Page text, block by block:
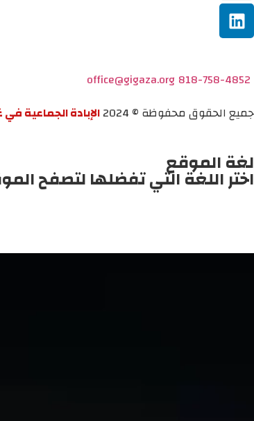
818-758-4852
office@gigaza.org
جميع الحقوق محفوظة © 2024
الإبادة الجماعية في
لغة الموقع
اختر اللغة التي تفضلها لتصفح